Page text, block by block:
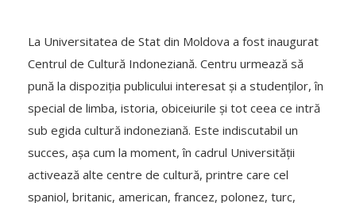
La Universitatea de Stat din Moldova a fost inaugurat
Centrul de Cultură Indoneziană. Centru urmează să
pună la dispoziția publicului interesat și a studenților, în
special de limba, istoria, obiceiurile și tot ceea ce intră
sub egida cultură indoneziană. Este indiscutabil un
succes, așa cum la moment, în cadrul Universității
activează alte centre de cultură, printre care cel
spaniol, britanic, american, francez, polonez, turc,